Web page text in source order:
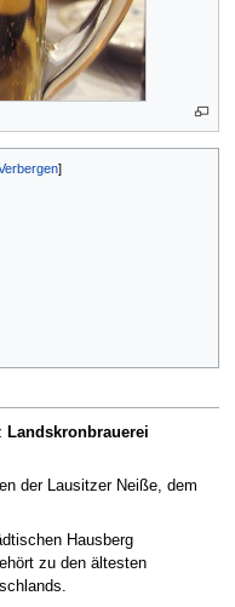
Landskronbrauerei
der Lausitzer Neiße, dem
Hausberg
zu den ältesten